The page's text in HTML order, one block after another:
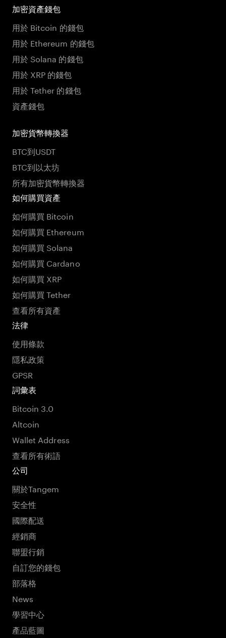
加密資產錢包
用於 Bitcoin 的錢包
用於 Ethereum 的錢包
用於 Solana 的錢包
用於 XRP 的錢包
用於 Tether 的錢包
資產錢包
加密貨幣轉換器
BTC到USDT
BTC到以太坊
所有加密貨幣轉換器
如何購買資產
如何購買 Bitcoin
如何購買 Ethereum
如何購買 Solana
如何購買 Cardano
如何購買 XRP
如何購買 Tether
查看所有資產
法律
使用條款
隱私政策
GPSR
詞彙表
Bitcoin 3.0
Altcoin
Wallet Address
查看所有術語
公司
關於Tangem
安全性
國際配送
經銷商
聯盟行銷
自訂您的錢包
部落格
News
學習中心
產品藍圖